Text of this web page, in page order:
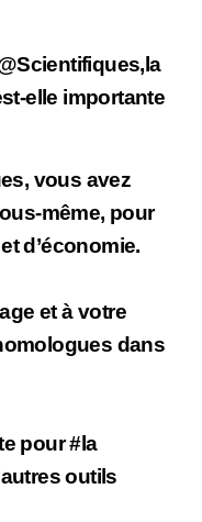
elle importante
vous avez
même, pour
d’économie.
et à votre
dans
pour #la
outils